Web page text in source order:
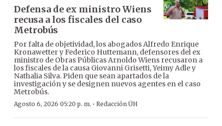
Defensa de ex ministro Wiens
recusa a los fiscales del caso
Metrobús
Por falta de objetividad, los abogados Alfredo Enrique
Kronawetter y Federico Huttemann, defensores del ex
ministro de Obras Públicas Arnoldo Wiens recusaron a
los fiscales de la causa Giovanni Grisetti, Yeimy Adle y
Nathalia Silva. Piden que sean apartados de la
investigación y se designen nuevos agentes en el caso
Metrobús.
Agosto 6, 2026 05:20 p. m. · Redacción ÚH